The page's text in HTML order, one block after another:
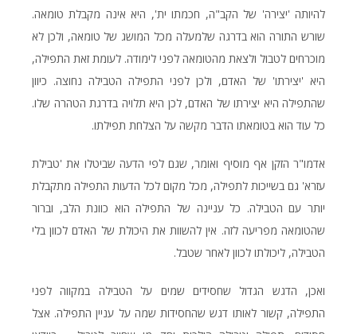
להיותה 'יצירה' של הקב"ה, חכמתו ית', היא אינה מקבלת טומאה.
שורש התורה הוא בדרגה שלמעלה מכל המושג של טומאה, ולכן לא
מוכרחים לטבול ולצאת מהטומאה לפני לימודה. לעומת זאת התפילה,
היא 'יצירתו' של האדם, ולכן לפני התפילה הטבילה נחוצה. כיוון
שהתפילה היא יצירתו של האדם, לכן היא תלויה בדרגת הטהרה שלו.
כל עוד הוא בטומאתו הדבר מקשה על הצלחת תפילתו.
אדמו"ר הזקן אף מוסיף ואומר, שגם לפי הדעה שביטלו את 'טבילת
עזרא' גם בשייכות לתפילה, מכל מקום לכל הדעות התפילה מתקבלת
יותר עם הטבילה. כל עניינה של התפילה הוא כוונת הלב, וברור
שהטומאה מפריעה לזה. אין להשוות את היכולת של האדם לכוון בלי
הטבילה, ליכולתו לכוון לאחר שטבל.
ואכן, הדגש הגדול שחסידים שמים על הטבילה במקווה לפני
התפילה, קשור לאותו דגש שהחסידות שמה על עניין התפילה. אצל